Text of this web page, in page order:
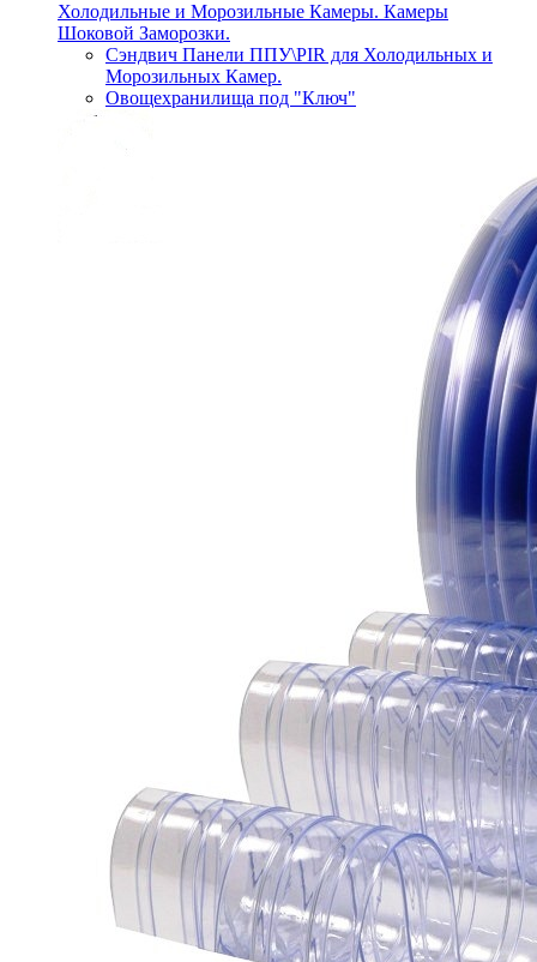
Холодильные и Морозильные Камеры. Камеры
Шоковой Заморозки.
Сэндвич Панели ППУ\PIR для Холодильных и
Морозильных Камер.
Овощехранилища под "Ключ"